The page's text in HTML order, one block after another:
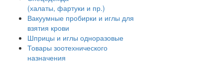
(халаты, фартуки и пр.)
Вакуумные пробирки и иглы для
взятия крови
Шприцы и иглы одноразовые
Товары зоотехнического
назначения